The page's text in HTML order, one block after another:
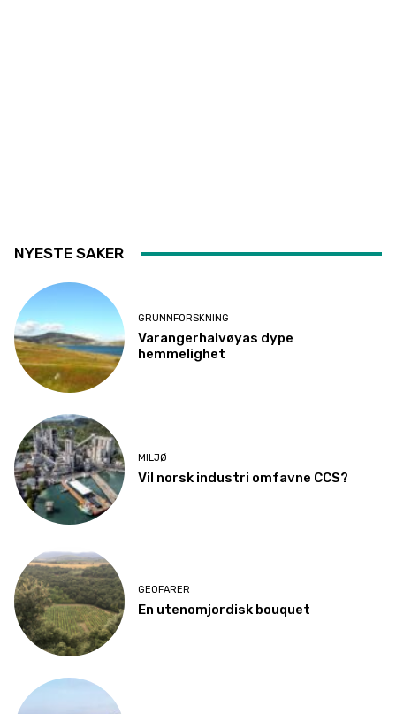
NYESTE SAKER
GRUNNFORSKNING
Varangerhalvøyas dype
hemmelighet
MILJØ
Vil norsk industri omfavne CCS?
GEOFARER
En utenomjordisk bouquet